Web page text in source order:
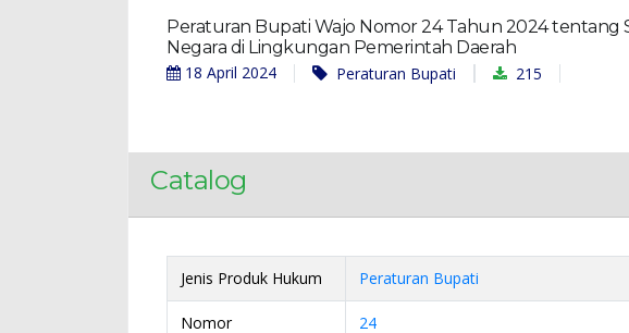
Peraturan Bupati Wajo Nomor 24 Tahun 2024 tentang
Negara di Lingkungan Pemerintah Daerah
18 April 2024 Peraturan Bupati 215
Catalog
Jenis Produk Hukum Peraturan Bupati
Nomor 24